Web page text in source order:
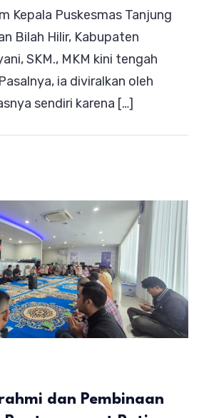
Diminta
Bupati
Kepala Puskesmas Tanjung
Bilah Hilir, Kabupaten
SKM., MKM kini tengah
ia diviralkan oleh
sendiri karena […]
dan Pembinaan